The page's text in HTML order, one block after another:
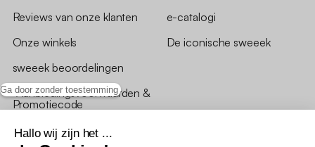
Ga door zonder toestemming
Hallo wij zijn het ...
Reviews van onze klanten
Onze winkels
sweeek beoordelingen
*Aanbiedingsvoorwaarden &
Promotiecode
e-catalogi
De iconische sweeek